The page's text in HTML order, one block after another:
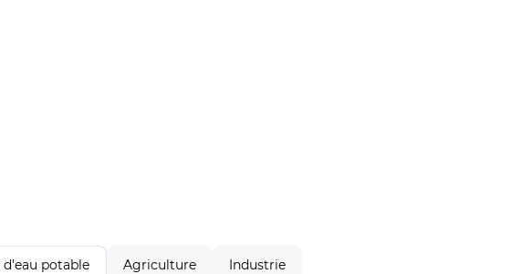
d'eau potable Agriculture Industrie